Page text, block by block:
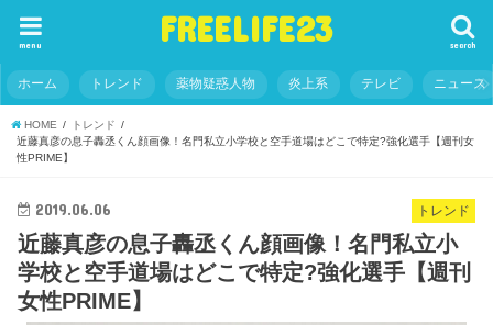
FREELIFE23 search
menu
ホーム トレンド 薬物疑惑人物 炎上系 テレビ ニュース
HOME
トレンド
近藤真彦の息子轟丞くん顔画像！名門私立小学校と空手道場はどこで特定?強化選手【週刊女
性PRIME】
トレンド
2019.06.06
近藤真彦の息子轟丞くん顔画像！名門私立小
学校と空手道場はどこで特定?強化選手【週刊
女性PRIME】